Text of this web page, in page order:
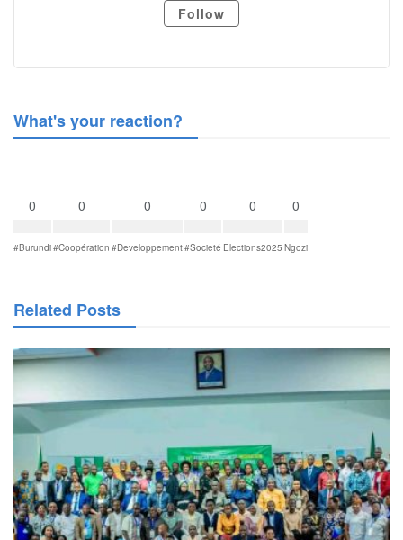
Follow
What's your reaction?
0
#Burundi
0
#Coopération
0
#Developpement
0
#Societé
0
Elections2025
0
Ngozi
Related Posts